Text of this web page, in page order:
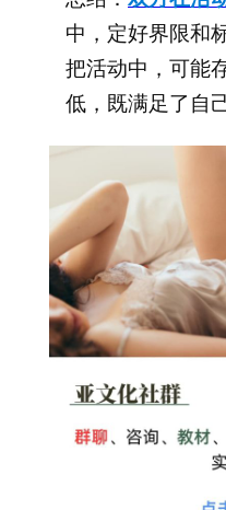
中，定好界限和
把活动中，可能
低，既满足了自